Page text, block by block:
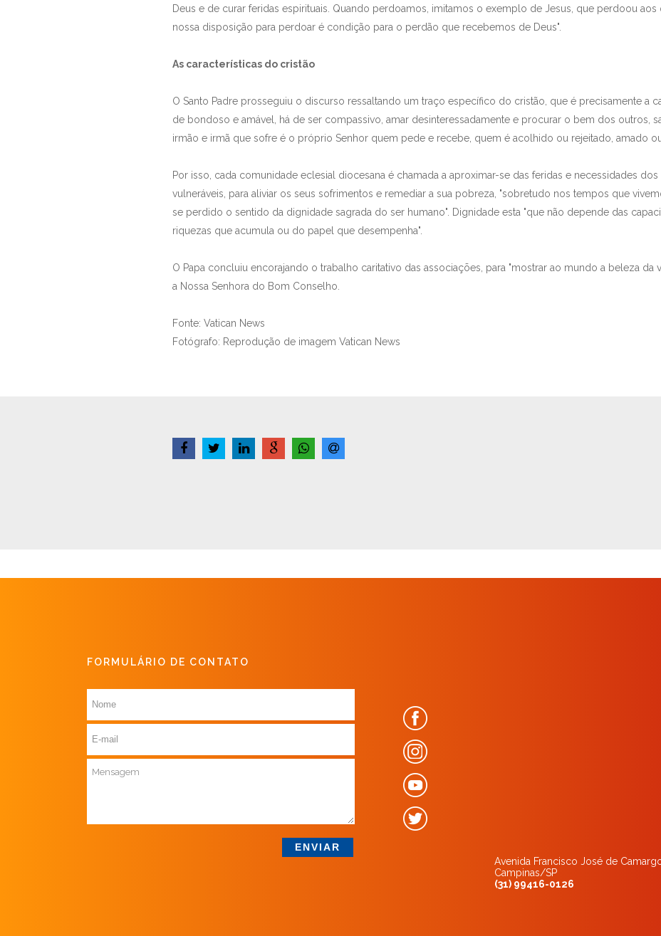
Deus e de curar feridas espirituais. Quando perdoamos, imitamos o exemplo de Jesus, que perdoou aos
nossa disposição para perdoar é condição para o perdão que recebemos de Deus".
As características do cristão
O Santo Padre prosseguiu o discurso ressaltando um traço específico do cristão, que é precisamente a
de bondoso e amável, há de ser compassivo, amar desinteressadamente e procurar o bem dos outros,
irmão e irmã que sofre é o próprio Senhor quem pede e recebe, quem é acolhido ou rejeitado, amado
Por isso, cada comunidade eclesial diocesana é chamada a aproximar-se das feridas e necessidades
vulneráveis, para aliviar os seus sofrimentos e remediar a sua pobreza, "sobretudo nos tempos que
se perdido o sentido da dignidade sagrada do ser humano". Dignidade esta "que não depende das
riquezas que acumula ou do papel que desempenha".
O Papa concluiu encorajando o trabalho caritativo das associações, para "mostrar ao mundo a beleza da
a Nossa Senhora do Bom Conselho.
Fonte: Vatican News
Fotógrafo: Reprodução de imagem Vatican News
FORMULÁRIO DE CONTATO
Avenida Francisco José de
Campinas/SP
(31) 99416-0126